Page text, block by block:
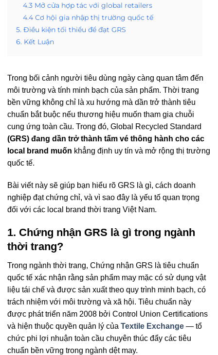
4.3 Mở cửa hợp tác với global retailers
4.4 Cơ hội gia nhập thị trường quốc tế
5. Điều kiện tối thiểu để đạt GRS
6. Kết Luận
Trong bối cảnh người tiêu dùng ngày càng quan tâm đến
môi trường và tính minh bạch của sản phẩm. Thời trang
bền vững không chỉ là xu hướng mà dần trở thành tiêu
chuẩn bắt buộc nếu thương hiệu muốn tham gia chuỗi
cung ứng toàn cầu. Trong đó, Global Recycled Standard
(GRS) đang dần trở thành tấm vé thông hành cho các
local brand muốn khẳng định uy tín và mở rộng thị trường
quốc tế.
Bài viết này sẽ giúp bạn hiểu rõ GRS là gì, cách doanh
nghiệp đạt chứng chỉ, và vì sao đây là yếu tố quan trọng
đối với các local brand thời trang Việt Nam.
1. Chứng nhận GRS là gì trong ngành
thời trang?
Trong ngành thời trang, Chứng nhận GRS là tiêu chuẩn
quốc tế xác nhận rằng sản phẩm may mặc có sử dụng vật
liệu tái chế và được sản xuất theo quy trình minh bạch, có
trách nhiệm với môi trường và xã hội. Tiêu chuẩn này
được phát triển năm 2008 bởi Control Union Certifications
và hiện thuộc quyền quản lý của Textile Exchange — tổ
chức phi lợi nhuận toàn cầu chuyên thúc đẩy các tiêu
chuẩn bền vững trong ngành dệt may.